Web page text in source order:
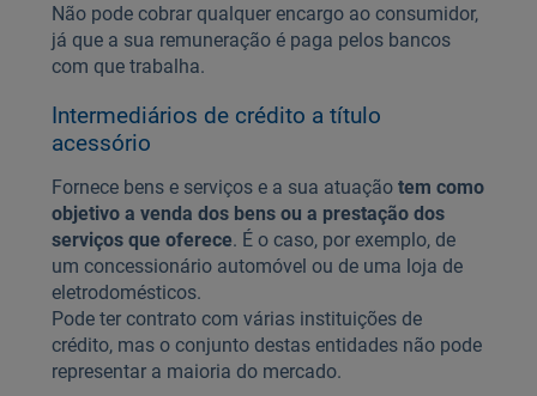
Não pode cobrar qualquer encargo ao consumidor,
já que a sua remuneração é paga pelos bancos
com que trabalha.
Intermediários de crédito a título
acessório
Fornece bens e serviços e a sua atuação tem como
objetivo a venda dos bens ou a prestação dos
serviços que oferece. É o caso, por exemplo, de
um concessionário automóvel ou de uma loja de
eletrodomésticos.
Pode ter contrato com várias instituições de
crédito, mas o conjunto destas entidades não pode
representar a maioria do mercado.